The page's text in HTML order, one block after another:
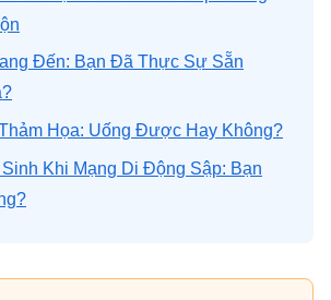
Đến: Bạn Đã Thực Sự Sẵn
Họa: Uống Được Hay Không?
Khi Mạng Di Động Sập: Bạn